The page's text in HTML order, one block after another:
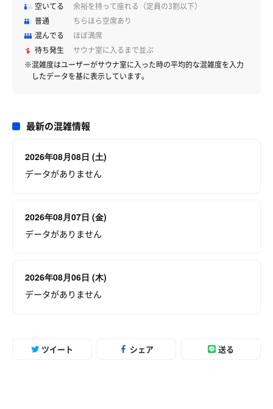
空いてる
余裕を持って座れる（定員の3割以下）
普通
ちらほら空席あり
混んでる
ほぼ満席
待ち発生
サウナ室に入るまで並ぶ
※混雑度はユーザーがサウナ室に入った時の平均的な混雑度を入力
したデータを基に表示しています。
最新の混雑情報
2026年08月08日 (土)
データがありません
2026年08月07日 (金)
データがありません
2026年08月06日 (木)
データがありません
ツイート シェア 送る